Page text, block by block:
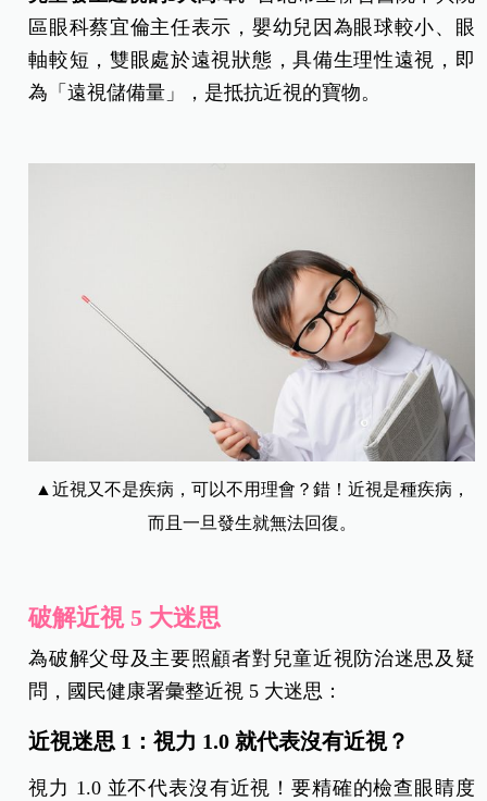
區眼科蔡宜倫主任表示，嬰幼兒因為眼球較小、眼
軸較短，雙眼處於遠視狀態，具備生理性遠視，即
為「遠視儲備量」，是抵抗近視的寶物。
▲近視又不是疾病，可以不用理會？錯！近視是種疾病，
而且一旦發生就無法回復。
破解近視 5 大迷思
為破解父母及主要照顧者對兒童近視防治迷思及疑
問，國民健康署彙整近視 5 大迷思：
近視迷思 1：視力 1.0 就代表沒有近視？
視力 1.0 並不代表沒有近視！要精確的檢查眼睛度